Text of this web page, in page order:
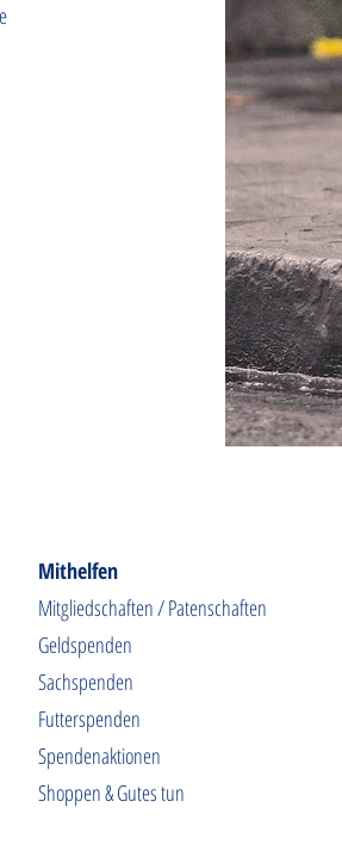
Mithelfen
Mitgliedschaften / Patenschaften
Geldspenden
Sachspenden
Futterspenden
Spendenaktionen
Shoppen & Gutes tun